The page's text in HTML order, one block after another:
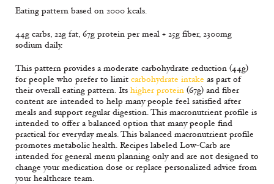
Eating pattern based on 2000 kcals.
44g carbs, 22g fat, 67g protein per meal + 25g fiber, 2300mg
sodium daily.
This pattern provides a moderate carbohydrate reduction (44g)
for people who prefer to limit carbohydrate intake as part of
their overall eating pattern. Its higher protein (67g) and fiber
content are intended to help many people feel satisfied after
meals and support regular digestion. This macronutrient profile is
intended to offer a balanced option that many people find
practical for everyday meals. This balanced macronutrient profile
promotes metabolic health. Recipes labeled Low-Carb are
intended for general menu planning only and are not designed to
change your medication dose or replace personalized advice from
your healthcare team.